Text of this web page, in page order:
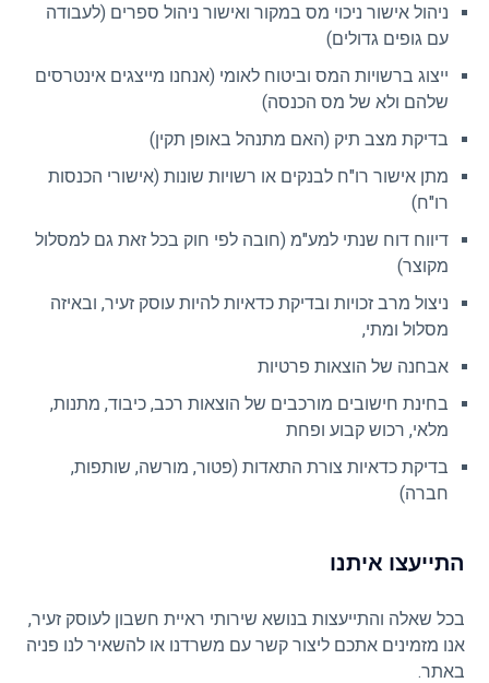
ניהול אישור ניכוי מס במקור ואישור ניהול ספרים (לעבודה
עם גופים גדולים)
ייצוג ברשויות המס וביטוח לאומי (אנחנו מייצגים אינטרסים
שלהם ולא של מס הכנסה)
בדיקת מצב תיק (האם מתנהל באופן תקין)
מתן אישור רו"ח לבנקים או רשויות שונות (אישורי הכנסות
רו"ח)
דיווח דוח שנתי למע"מ (חובה לפי חוק בכל זאת גם למסלול
מקוצר)
ניצול מרב זכויות ובדיקת כדאיות להיות עוסק זעיר, ובאיזה
מסלול ומתי,
אבחנה של הוצאות פרטיות
בחינת חישובים מורכבים של הוצאות רכב, כיבוד, מתנות,
מלאי, רכוש קבוע ופחת
בדיקת כדאיות צורת התאדות (פטור, מורשה, שותפות,
חברה)
התייעצו איתנו
בכל שאלה והתייעצות בנושא שירותי ראיית חשבון לעוסק זעיר,
אנו מזמינים אתכם ליצור קשר עם משרדנו או להשאיר לנו פניה
באתר.